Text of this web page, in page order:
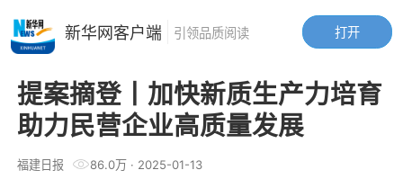
提案摘登丨加快新质生产力培育
助力民营企业高质量发展
福建日报 86.0万· 2025-01-13
打开
新华网客户端 引领品质阅读